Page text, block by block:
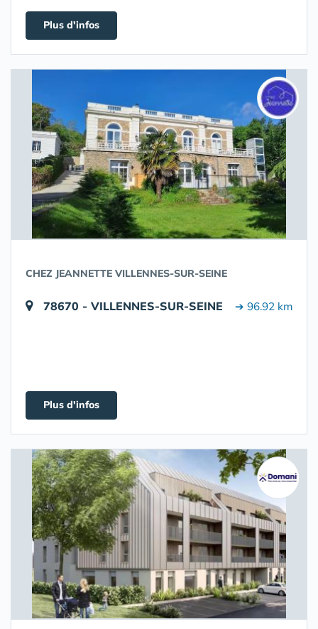
Plus d'infos
CHEZ JEANNETTE VILLENNES-SUR-SEINE
78670 - VILLENNES-SUR-SEINE ➔ 96.92 km
Plus d'infos